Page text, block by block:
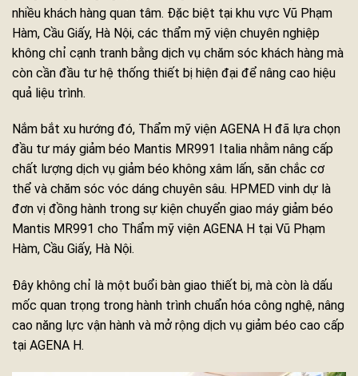
nhiều khách hàng quan tâm. Đặc biệt tại khu vực Vũ Phạm
Hàm, Cầu Giấy, Hà Nội, các thẩm mỹ viện chuyên nghiệp
không chỉ cạnh tranh bằng dịch vụ chăm sóc khách hàng mà
còn cần đầu tư hệ thống thiết bị hiện đại để nâng cao hiệu
quả liệu trình.
Nắm bắt xu hướng đó, Thẩm mỹ viện AGENA H đã lựa chọn
đầu tư máy giảm béo Mantis MR991 Italia nhằm nâng cấp
chất lượng dịch vụ giảm béo không xâm lấn, săn chắc cơ
thể và chăm sóc vóc dáng chuyên sâu. HPMED vinh dự là
đơn vị đồng hành trong sự kiện chuyển giao máy giảm béo
Mantis MR991 cho Thẩm mỹ viện AGENA H tại Vũ Phạm
Hàm, Cầu Giấy, Hà Nội.
Đây không chỉ là một buổi bàn giao thiết bị, mà còn là dấu
mốc quan trọng trong hành trình chuẩn hóa công nghệ, nâng
cao năng lực vận hành và mở rộng dịch vụ giảm béo cao cấp
tại AGENA H.